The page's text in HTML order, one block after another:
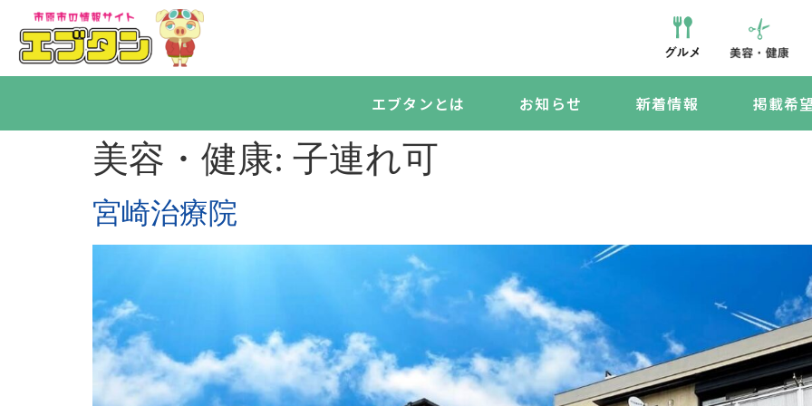
エブタンとは お知らせ 新着情報 掲載希
美容・健康: 子連れ可
宮崎治療院